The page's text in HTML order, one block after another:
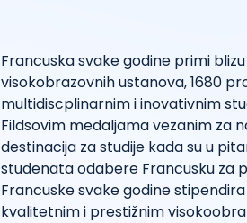
Francuska svake godine primi
visokobrazovnih ustanova, 1680
multidiscplinarnim i inovativnim
Fildsovim medaljama vezanim za
destinacija za studije kada su u
studenata odabere Francusku za
Francuske svake godine
kvalitetnim i prestižnim